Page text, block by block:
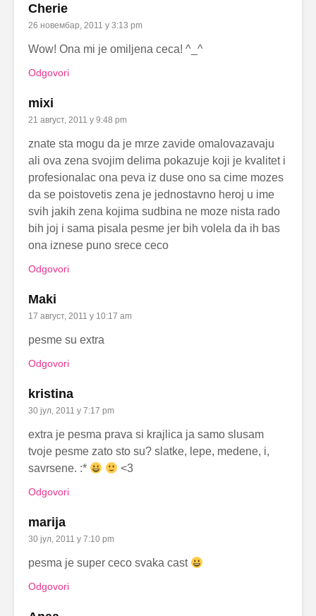
Cherie
26 новембар, 2011 у 3:13 pm
Wow! Ona mi je omiljena ceca! ^_^
Odgovori
mixi
21 август, 2011 у 9:48 pm
znate sta mogu da je mrze zavide omalovazavaju
ali ova zena svojim delima pokazuje koji je kvalitet i
profesionalac ona peva iz duse ono sa cime mozes
da se poistovetis zena je jednostavno heroj u ime
svih jakih zena kojima sudbina ne moze nista rado
bih joj i sama pisala pesme jer bih volela da ih bas
ona iznese puno srece ceco
Odgovori
Maki
17 август, 2011 у 10:17 am
pesme su extra
Odgovori
kristina
30 јул, 2011 у 7:17 pm
extra je pesma prava si krajlica ja samo slusam
tvoje pesme zato sto su? slatke, lepe, medene, i,
savrsene. :*
<3
Odgovori
marija
30 јул, 2011 у 7:10 pm
pesma je super ceco svaka cast
Odgovori